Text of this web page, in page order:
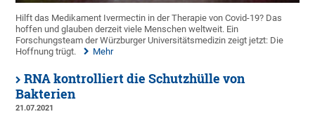
Hilft das Medikament Ivermectin in der Therapie von Covid-19? Das
hoffen und glauben derzeit viele Menschen weltweit. Ein
Forschungsteam der Würzburger Universitätsmedizin zeigt jetzt: Die
Hoffnung trügt.
Mehr
RNA kontrolliert die Schutzhülle von
Bakterien
21.07.2021